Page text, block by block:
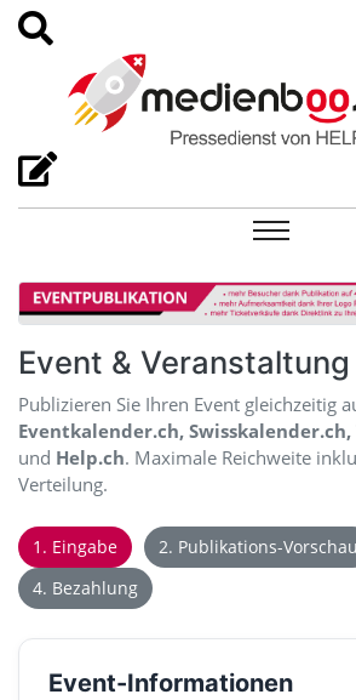
Event &
Publizieren Sie Ihren Event gleichzeitig
Eventkalender.ch,
und Help.ch. Maximale Reichweite
Verteilung.
1. Eingabe 2. Publikations-Vorschau
4. Bezahlung
Event-Informationen